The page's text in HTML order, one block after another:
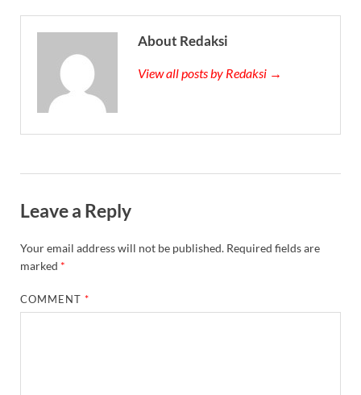
About Redaksi
View all posts by Redaksi →
Leave a Reply
Your email address will not be published. Required fields are
marked *
COMMENT*